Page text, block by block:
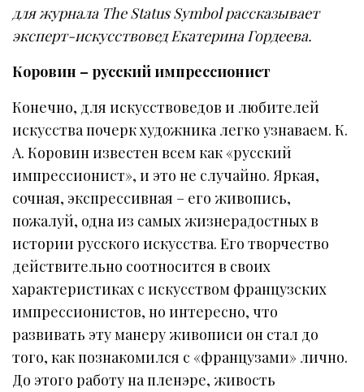
для журнала The Status Symbol рассказывает
эксперт-искусствовед Екатерина Гордеева.
Коровин – русский импрессионист
Конечно, для искусствоведов и любителей
искусства почерк художника легко узнаваем. К.
А. Коровин известен всем как «русский
импрессионист», и это не случайно. Яркая,
сочная, экспрессивная – его живопись,
пожалуй, одна из самых жизнерадостных в
истории русского искусства. Его творчество
действительно соотносится в своих
характеристиках с искусством французских
импрессионистов, но интересно, что
развивать эту манеру живописи он стал до
того, как познакомился с «французами» лично.
До этого работу на пленэре, живость